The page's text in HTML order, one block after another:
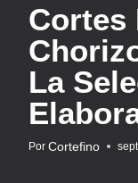
Cortes
La
Por Cortefino